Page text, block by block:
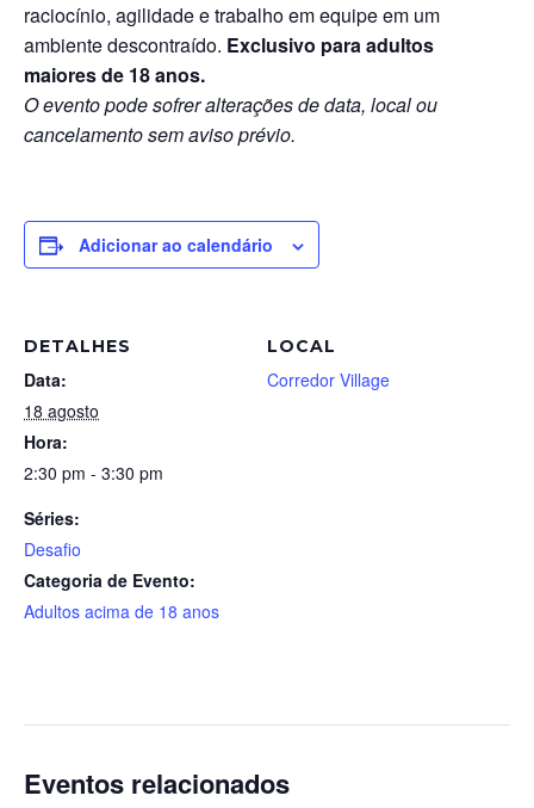
raciocínio, agilidade e trabalho em equipe em um
ambiente descontraído. Exclusivo para adultos
maiores de 18 anos.
O evento pode sofrer alterações de data, local ou
cancelamento sem aviso prévio.
Adicionar ao calendário
DETALHES
Data:
18 agosto
Hora:
2:30 pm - 3:30 pm
Séries:
Desafio
Categoria de Evento:
Adultos acima de 18 anos
LOCAL
Corredor Village
Eventos relacionados